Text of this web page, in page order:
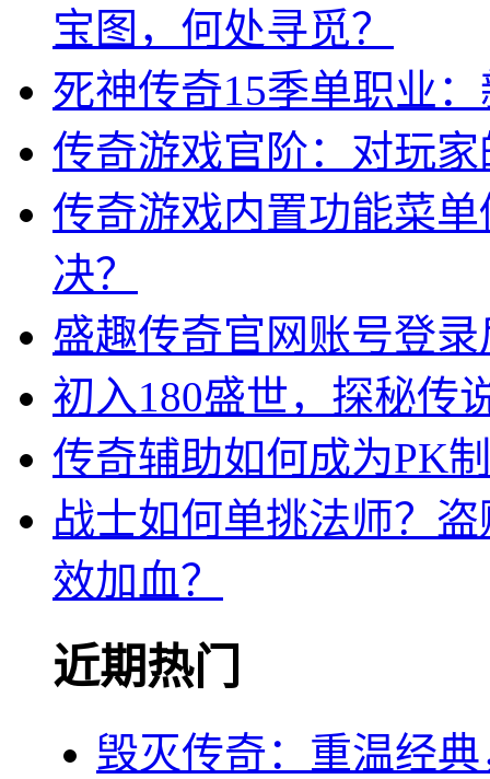
宝图，何处寻觅？
死神传奇15季单职业
传奇游戏官阶：对玩
传奇游戏内置功能菜
决？
盛趣传奇官网账号登
初入180盛世，探秘传
传奇辅助如何成为PK
战士如何单挑法师？
效加血？
近期热门
毁灭传奇：重温经